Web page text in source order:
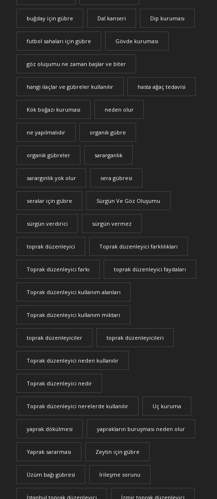
buğday için gübre Dal kanseri Dip kuruması
futbol sahaları için gübre Gövde kuruması
göz oluşumu ne zaman başlar ve biter
hangi ilaçlar ve gübreler kullanılır hasta ağaç tedavisi
Kök boğazı kuruması neden olur
ne yapılmalıdır organik gübre
organik gübreler sararganlık
sarargınlık yok olur sera gübresi
seralar için gübre Sürgün Ve Göz Oluşumu
sürgün verdirici sürgün vermez
toprak düzenleyici Toprak düzenleyici farklılıkları
Toprak düzenleyici farkı toprak düzenleyici faydaları
Toprak düzenleyici kullanım alanları
Toprak düzenleyici kullanım miktarı
toprak düzenleyiciler toprak düzenleyicileri
Toprak düzenleyici neden kullanılır
Toprak düzenleyici nedir
Toprak düzenleyici nerelerde kullanılır Uç kuruma
yaprak dökülmesi yaprakların buruşması neden olur
Yaprak sararması Zeytin için gübre
Üzüm bağı gübresi İrileşme sorunu
İstanbul toprak düzenleyici İzmir toprak düzenleyici